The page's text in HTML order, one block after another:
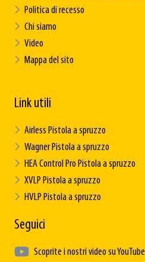
Politica di recesso
Chi siamo
Video
Mappa del sito
Link utili
Airless Pistola a spruzzo
Wagner Pistola a spruzzo
HEA Control Pro Pistola a spruzzo
XVLP Pistola a spruzzo
HVLP Pistola a spruzzo
Seguici
Scoprite i nostri video su YouTube